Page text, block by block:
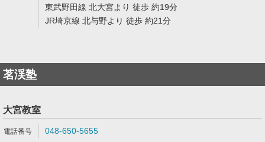
東武野田線 北大宮より 徒歩 約19分
JR埼京線 北与野より 徒歩 約21分
茗渓塾
大宮教室
048-650-5655